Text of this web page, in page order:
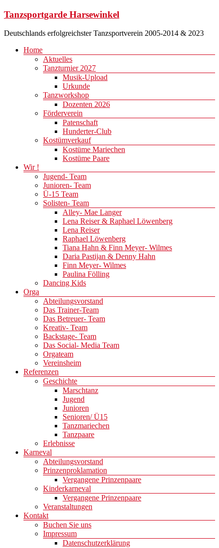
Zum
springen
Tanzsportgarde Harsewinkel
Deutschlands erfolgreichster Tanzsportverein 2005-2014 & 2023
Menü
Home
Aktuelles
Tanzturnier 2027
Musik-Upload
Urkunde
Tanzworkshop
Dozenten 2026
Förderverein
Patenschaft
Hunderter-Club
Kostümverkauf
Kostüme Mariechen
Kostüme Paare
Wir !
Jugend- Team
Junioren- Team
Ü-15 Team
Solisten- Team
Alley- Mae Langer
Lena Reiser & Raphael Löwenberg
Lena Reiser
Raphael Löwenberg
Tiana Hahn & Finn Meyer- Wilmes
Daria Pastijan & Denny Hahn
Finn Meyer- Wilmes
Paulina Fölling
Dancing Kids
Orga
Abteilungsvorstand
Das Trainer-Team
Das Betreuer- Team
Kreativ- Team
Backstage- Team
Das Social- Media Team
Orgateam
Vereinsheim
Referenzen
Geschichte
Marschtanz
Jugend
Junioren
Senioren/ Ü15
Tanzmariechen
Tanzpaare
Erlebnisse
Karneval
Abteilungsvorstand
Prinzenproklamation
Vergangene Prinzenpaare
Kinderkarneval
Vergangene Prinzenpaare
Veranstaltungen
Kontakt
Buchen Sie uns
Impressum
Datenschutzerklärung